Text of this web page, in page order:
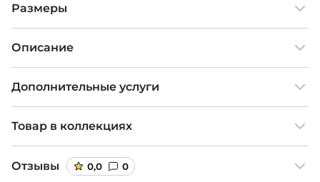
Размеры
Описание
Дополнительные услуги
Товар в коллекциях
Отзывы 0,0 0